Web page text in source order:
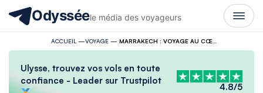
Odysséele média des voyageurs
ACCUEIL —VOYAGE— MARRAKECH : VOYAGE AU CŒUR DE LA VILLE ROUGE ET DE SES MERVEILLES CACHÉES !
Ulysse, trouvez vos vols en toute
confiance - Leader sur Trustpilot
4.8/5